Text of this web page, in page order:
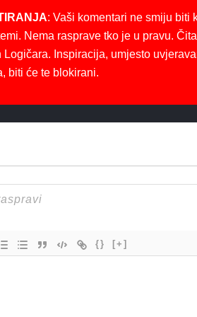
: Vaši komentari ne smiju biti
Nema rasprave tko je u pravu.
Logičara. Inspiracija, umjesto
biti će te blokirani.
{} [+]